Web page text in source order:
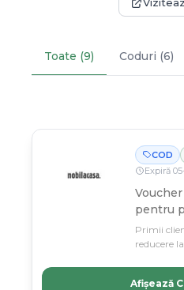
Toate (9) Coduri (6)
COD
Expiră 05
pentru
Primii
reducere
Afișează